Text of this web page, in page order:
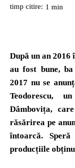
timp citire: 1 min
După un an
au fost bune,
2017 nu se
Teodorescu,
Dâmbovița,
răsărirea pe
întoarcă.
producțiile